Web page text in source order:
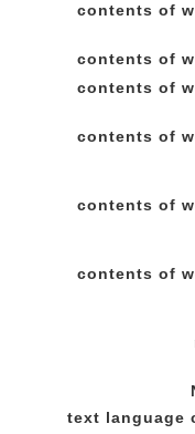
contents of
contents of
contents of
contents of
contents of
contents of
text language